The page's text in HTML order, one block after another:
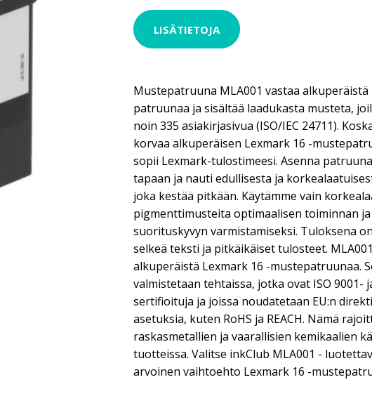
LISÄTIETOJA
Mustepatruuna MLA001 vastaa alkuperäistä
patruunaa ja sisältää laadukasta musteta,
noin 335 asiakirjasivua (ISO/IEC 24711).
korvaa alkuperäisen Lexmark 16 -
sopii Lexmark-tulostimeesi. Asenna
tapaan ja nauti edullisesta ja
joka kestää pitkään. Käytämme vain
pigmenttimusteita optimaalisen toiminnan ja
suorituskyvyn varmistamiseksi. Tuloksena
selkeä teksti ja pitkäikäiset tulosteet.
alkuperäistä Lexmark 16 -mustepatruunaa.
valmistetaan tehtaissa, jotka ovat ISO 9001-
sertifioituja ja joissa noudatetaan EU:n
asetuksia, kuten RoHS ja REACH. Nämä
raskasmetallien ja vaarallisien kemikaalien
tuotteissa. Valitse inkClub MLA001 -
arvoinen vaihtoehto Lexmark 16 -